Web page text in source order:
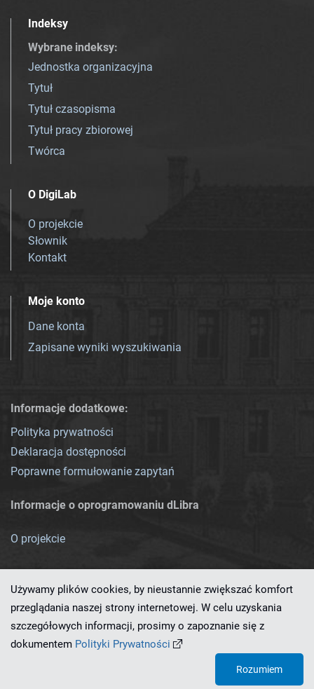
Indeksy
Wybrane indeksy:
Jednostka organizacyjna
Tytuł
Tytuł czasopisma
Tytuł pracy zbiorowej
Twórca
O DigiLab
O projekcie
Słownik
Kontakt
Moje konto
Dane konta
Zapisane wyniki wyszukiwania
Informacje dodatkowe:
Polityka prywatności
Deklaracja dostępności
Poprawne formułowanie zapytań
Informacje o oprogramowaniu dLibra
O projekcie
Ten serwis działa dzięki oprogramowaniu
Używamy plików cookies, by nieustannie zwiększać komfort
przeglądania naszej strony internetowej. W celu uzyskania
szczegółowych informacji, prosimy o zapoznanie się z
dokumentem Polityki Prywatności
Rozumiem